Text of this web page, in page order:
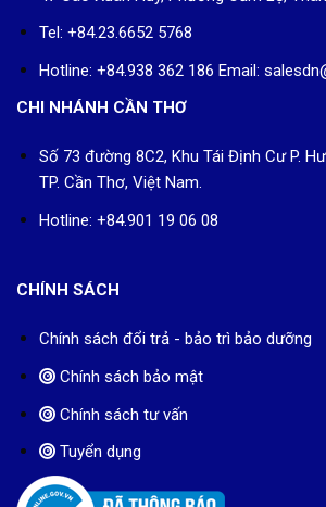
Tel: +84.23.6652 5768
Hotline: +84.938 362 186 Email:
CHI NHÁNH CẦN THƠ
Số 73 đường 8C2, Khu Tái Định Cư P.
TP. Cần Thơ, Việt Nam.
Hotline: +84.901 19 06 08
CHÍNH SÁCH
Chính sách đổi trả - bảo trì bảo dưỡng
Chính sách bảo mật
Chính sách tư vấn
Tuyển dụng